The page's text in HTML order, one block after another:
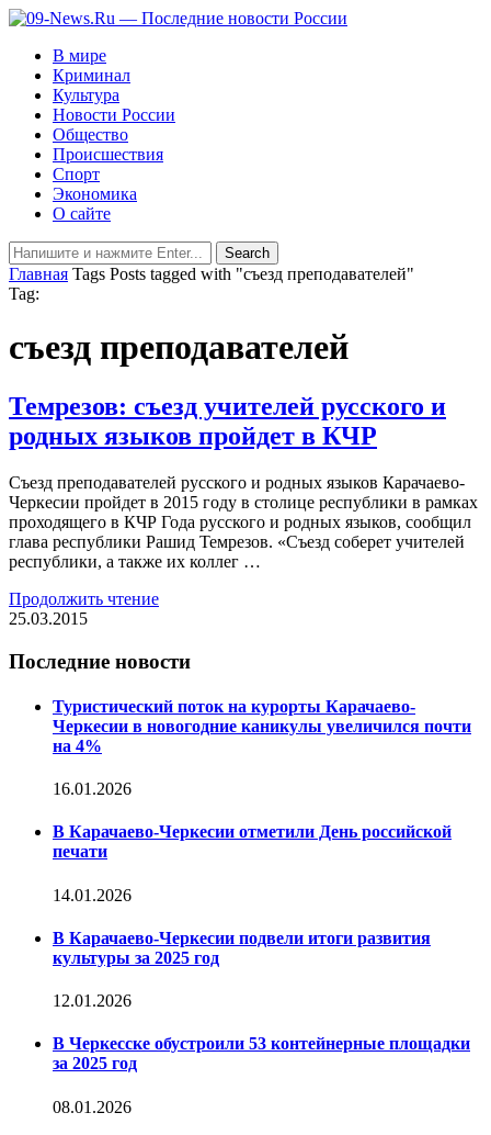
В мире
Криминал
Культура
Новости России
Общество
Происшествия
Спорт
Экономика
О сайте
Главная Tags Posts tagged with "съезд преподавателей"
Tag:
съезд преподавателей
Темрезов: съезд учителей русского и
родных языков пройдет в КЧР
Съезд преподавателей русского и родных языков Карачаево-
Черкесии пройдет в 2015 году в столице республики в рамках
проходящего в КЧР Года русского и родных языков, сообщил
глава республики Рашид Темрезов. «Съезд соберет учителей
республики, а также их коллег …
Продолжить чтение
25.03.2015
Последние новости
Туристический поток на курорты Карачаево-
Черкесии в новогодние каникулы увеличился почти
на 4%
16.01.2026
В Карачаево-Черкесии отметили День российской
печати
14.01.2026
В Карачаево-Черкесии подвели итоги развития
культуры за 2025 год
12.01.2026
В Черкесске обустроили 53 контейнерные площадки
за 2025 год
08.01.2026